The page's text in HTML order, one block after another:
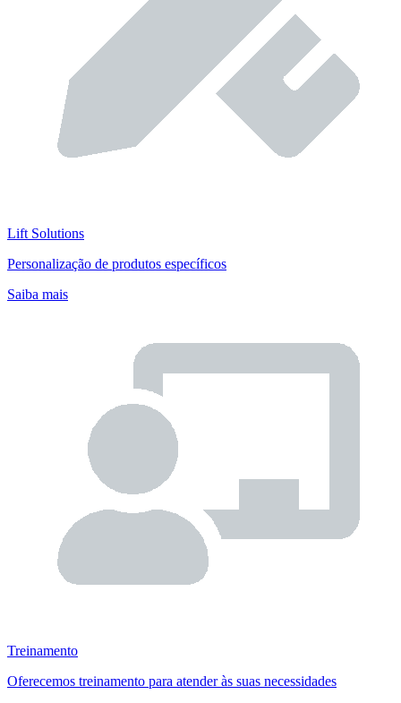
Lift Solutions
Personalização de produtos específicos
Saiba mais
Treinamento
Oferecemos treinamento para atender às suas necessidades